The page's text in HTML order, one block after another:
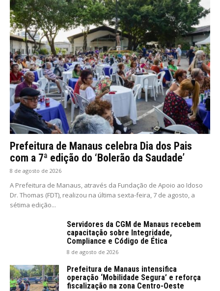
Prefeitura de Manaus celebra Dia dos Pais
com a 7ª edição do ‘Bolerão da Saudade’
8 de agosto de 2026
A Prefeitura de Manaus, através da Fundação de Apoio ao Idoso
Dr. Thomas (FDT), realizou na última sexta-feira, 7 de agosto, a
sétima edição...
Servidores da CGM de Manaus recebem
capacitação sobre Integridade,
Compliance e Código de Ética
8 de agosto de 2026
Prefeitura de Manaus intensifica
operação ‘Mobilidade Segura’ e reforça
fiscalização na zona Centro-Oeste